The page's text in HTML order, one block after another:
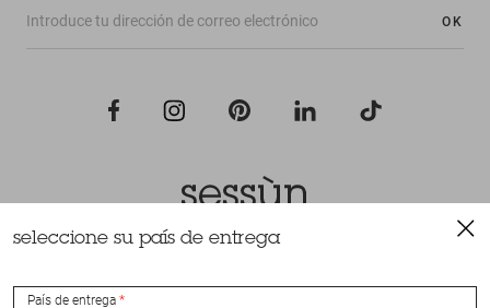
OK
Todos los derechos reservados Sessùn 2022
seleccione su país de entrega
País de entrega